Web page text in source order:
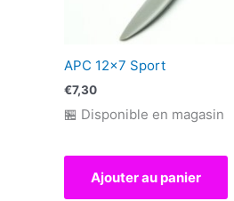
APC 12×7 Sport
€7,30
🏪 Disponible en magasin
Ajouter au panier